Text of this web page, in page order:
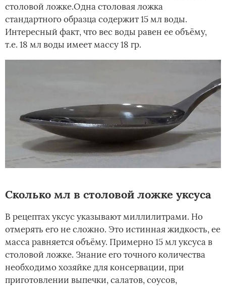
столовой ложке.Одна столовая ложка
стандартного образца содержит 15 мл воды.
Интересный факт, что вес воды равен ее объёму,
т.е. 18 мл воды имеет массу 18 гр.
Сколько мл в столовой ложке уксуса
В рецептах уксус указывают миллилитрами. Но
отмерять его не сложно. Это истинная жидкость, ее
масса равняется объёму. Примерно 15 мл уксуса в
столовой ложке. Знание его точного количества
необходимо хозяйке для консервации, при
приготовлении выпечки, салатов, соусов,